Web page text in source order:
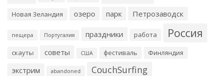
Новая Зеландия озеро парк Петрозаводск
пещера Португалия праздники работа Россия
скауты советы США фестиваль Финляндия
экстрим abandoned CouchSurfing